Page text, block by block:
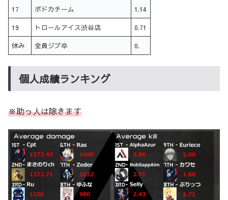
17 ボドカチーム 1.14
19 トロールアイス渋谷店 0.71
休み 全員ジブ卒 0.
個人成績ランキング
※助っ人は除きます